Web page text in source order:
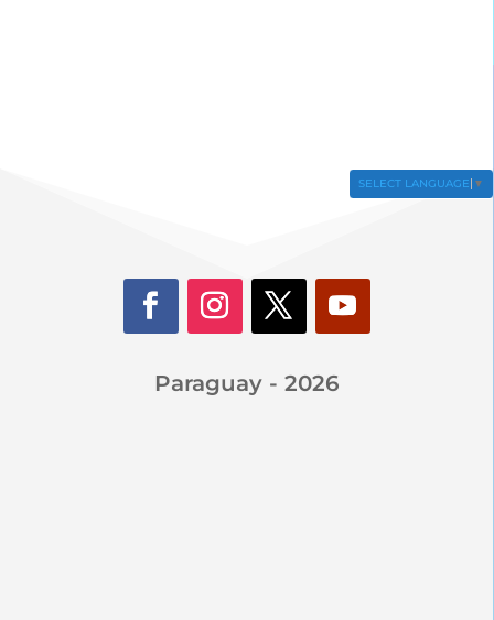
SELECT LANGUAGE ▼
Paraguay - 2026